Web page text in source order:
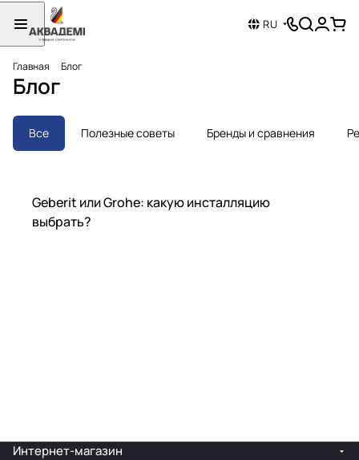
RU
Главная Блог
Блог
Все Полезные советы Бренды и сравнения
Бренды и сравнения
Geberit или Grohe: какую инсталляцию
выбрать?
Интернет-магазин